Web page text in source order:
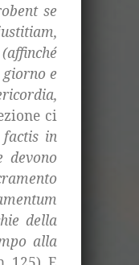
se
e
ci
in
devono
della
alla